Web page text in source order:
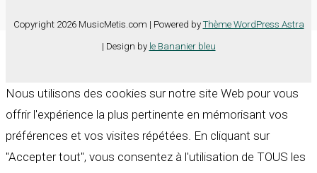
Copyright 2026 MusicMetis.com | Powered by Thème WordPress Astra
| Design by le Bananier bleu
Nous utilisons des cookies sur notre site Web pour vous
offrir l'expérience la plus pertinente en mémorisant vos
préférences et vos visites répétées. En cliquant sur
"Accepter tout", vous consentez à l'utilisation de TOUS les